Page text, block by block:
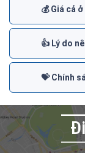
💰 Giá cả
👍 Lý do
💝 Chính